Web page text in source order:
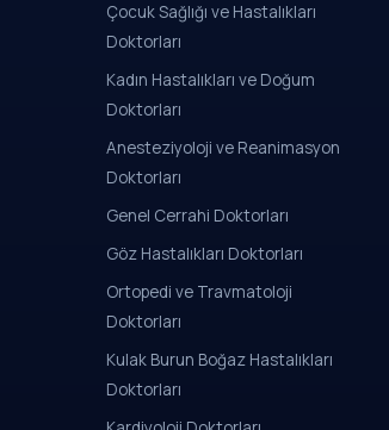
Çocuk Sağlığı ve Hastalıkları
Doktorları
Kadın Hastalıkları ve Doğum
Doktorları
Anesteziyoloji ve Reanimasyon
Doktorları
Genel Cerrahi Doktorları
Göz Hastalıkları Doktorları
Ortopedi ve Travmatoloji
Doktorları
Kulak Burun Boğaz Hastalıkları
Doktorları